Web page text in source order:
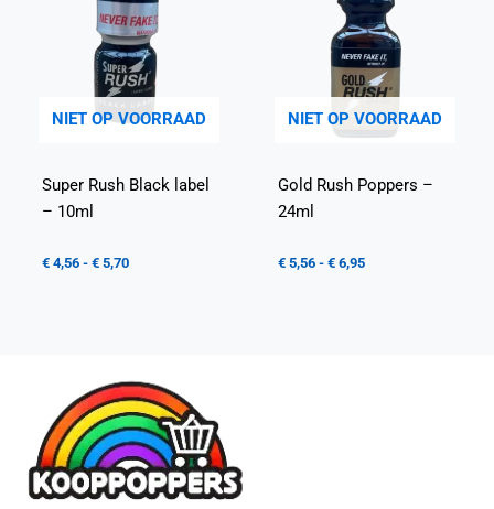
NIET OP VOORRAAD
Super Rush Black label
– 10ml
€4,56- €5,70
NIET OP VOORRAAD
Gold Rush Poppers –
24ml
€5,56- €6,95